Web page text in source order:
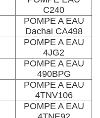
C240
POMPE A EAU
Dachai CA498
POMPE A EAU
4JG2
POMPE A EAU
490BPG
POMPE A EAU
4TNV106
POMPE A EAU